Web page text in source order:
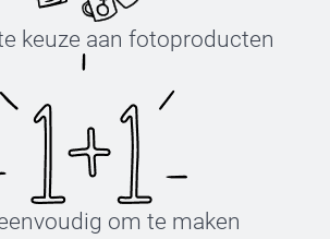
keuze aan fotoproducten
om te maken